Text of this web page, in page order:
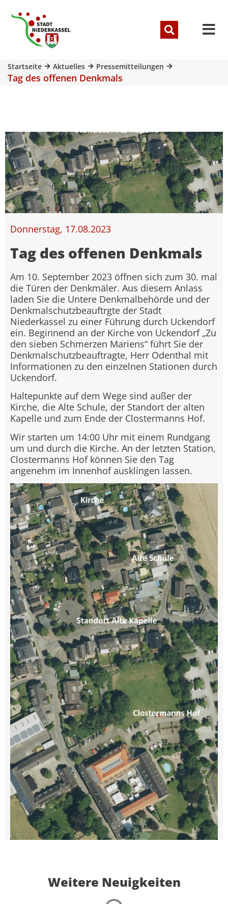
Startseite Aktuelles Pressemitteilungen
Tag des offenen Denkmals
Donnerstag, 17.08.2023
Tag des offenen Denkmals
Am 10. September 2023 öffnen sich zum 30. mal
die Türen der Denkmäler. Aus diesem Anlass
laden Sie die Untere Denkmalbehörde und der
Denkmalschutzbeauftrgte der Stadt
Niederkassel zu einer Führung durch Uckendorf
ein. Beginnend an der Kirche von Uckendorf „Zu
den sieben Schmerzen Mariens“ führt Sie der
Denkmalschutzbeauftragte, Herr Odenthal mit
Informationen zu den einzelnen Stationen durch
Uckendorf.
Haltepunkte auf dem Wege sind außer der
Kirche, die Alte Schule, der Standort der alten
Kapelle und zum Ende der Clostermanns Hof.
Wir starten um 14:00 Uhr mit einem Rundgang
um und durch die Kirche. An der letzten Station,
Clostermanns Hof können Sie den Tag
angenehm im Innenhof ausklingen lassen.
Weitere Neuigkeiten